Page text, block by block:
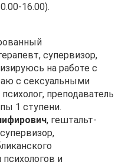
16.00).
супервизор,
на работе с
с сексуальными
преподаватель
1 ступени.
, гештальт-
и